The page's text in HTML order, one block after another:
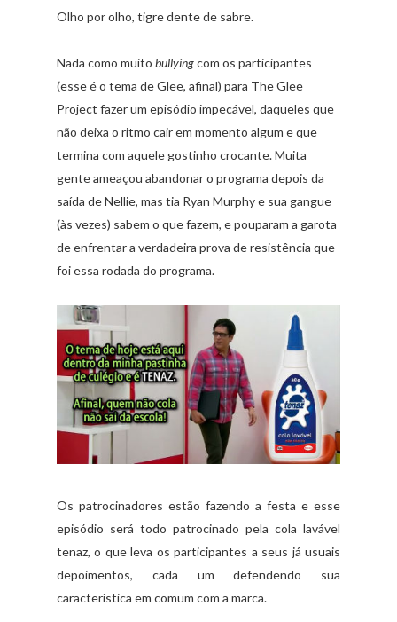
Olho por olho, tigre dente de sabre.
Nada como muito bullyingcom os participantes
(esse é o tema de Glee, afinal) para The Glee
Project fazer um episódio impecável, daqueles que
não deixa o ritmo cair em momento algum e que
termina com aquele gostinho crocante. Muita
gente ameaçou abandonar o programa depois da
saída de Nellie, mas tia Ryan Murphy e sua gangue
(às vezes) sabem o que fazem, e pouparam a garota
de enfrentar a verdadeira prova de resistência que
foi essa rodada do programa.
Os patrocinadores estão fazendo a festa e esse
episódio será todo patrocinado pela cola lavável
tenaz, o que leva os participantes a seus já usuais
depoimentos, cada um defendendo sua
característica em comum com a marca.